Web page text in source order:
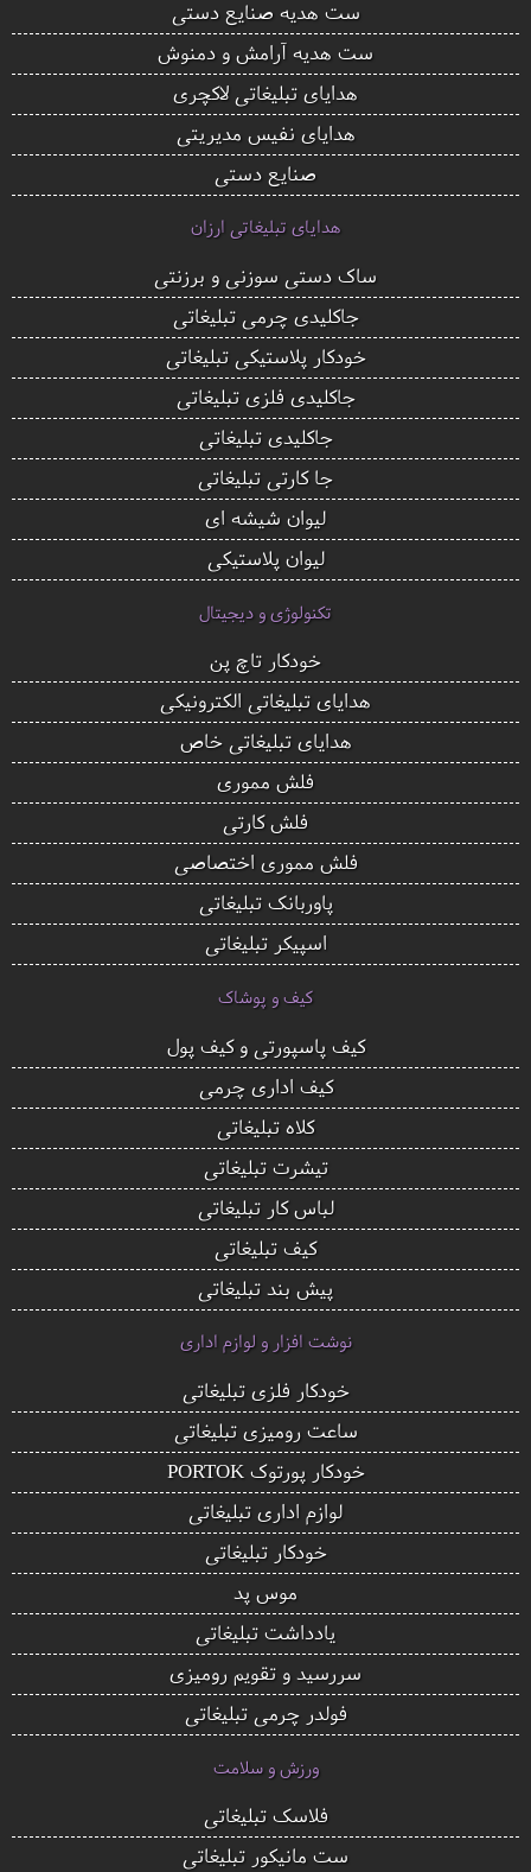
ست هدیه صنایع دستی
ست هدیه آرامش و دمنوش
هدایای تبلیغاتی لاکچری
هدایای نفیس مدیریتی
صنایع دستی
هدایای تبلیغاتی ارزان
ساک دستی سوزنی و برزنتی
جاکلیدی چرمی تبلیغاتی
خودکار پلاستیکی تبلیغاتی
جاکلیدی فلزی تبلیغاتی
جاکلیدی تبلیغاتی
جا کارتی تبلیغاتی
لیوان شیشه ای
لیوان پلاستیکی
تکنولوژی و دیجیتال
خودکار تاچ پن
هدایای تبلیغاتی الکترونیکی
هدایای تبلیغاتی خاص
فلش مموری
فلش کارتی
فلش مموری اختصاصی
پاوربانک تبلیغاتی
اسپیکر تبلیغاتی
کیف و پوشاک
کیف پاسپورتی و کیف پول
کیف اداری چرمی
کلاه تبلیغاتی
تیشرت تبلیغاتی
لباس کار تبلیغاتی
کیف تبلیغاتی
پیش بند تبلیغاتی
نوشت افزار و لوازم اداری
خودکار فلزی تبلیغاتی
ساعت رومیزی تبلیغاتی
خودکار پورتوک PORTOK
لوازم اداری تبلیغاتی
خودکار تبلیغاتی
موس پد
یادداشت تبلیغاتی
سررسید و تقویم رومیزی
فولدر چرمی تبلیغاتی
ورزش و سلامت
فلاسک تبلیغاتی
ست مانیکور تبلیغاتی